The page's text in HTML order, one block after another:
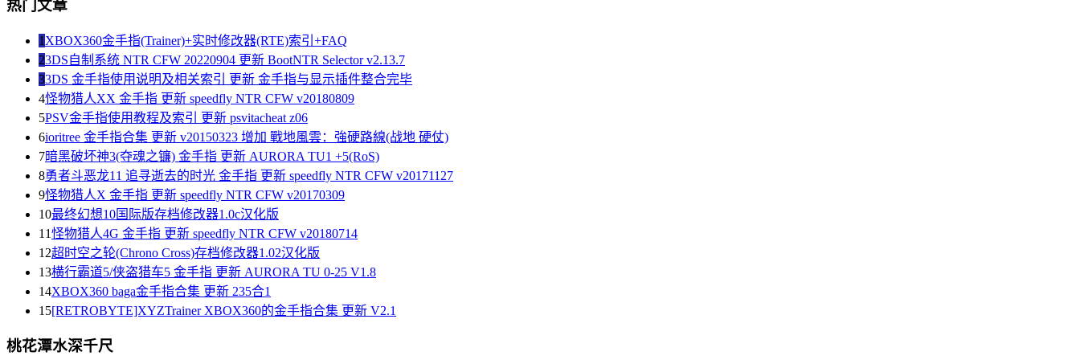
热门文章
1 XBOX360金手指(Trainer)+实时修改器(RTE)索引+FAQ
23DS自制系统 NTR CFW 20220904 更新 BootNTR Selector v2.13.7
33DS 金手指使用说明及相关索引 更新 金手指与显示插件整合完毕
4怪物猎人XX 金手指 更新 speedfly NTR CFW v20180809
5PSV金手指使用教程及索引 更新 psvitacheat z06
6ioritree 金手指合集 更新 v20150323 增加 戰地風雲：強硬路線(战地 硬仗)
7暗黑破坏神3(夺魂之镰) 金手指 更新 AURORA TU1 +5(RoS)
8勇者斗恶龙11 追寻逝去的时光 金手指 更新 speedfly NTR CFW v20171127
9怪物猎人X 金手指 更新 speedfly NTR CFW v20170309
10最终幻想10国际版存档修改器1.0c汉化版
11怪物猎人4G 金手指 更新 speedfly NTR CFW v20180714
12超时空之轮(Chrono Cross)存档修改器1.02汉化版
13横行霸道5/侠盗猎车5 金手指 更新 AURORA TU 0-25 V1.8
14XBOX360 baga金手指合集 更新 235合1
15[RETROBYTE]XYZTrainer XBOX360的金手指合集 更新 V2.1
桃花潭水深千尺